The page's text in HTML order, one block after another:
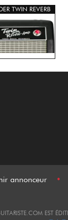
TWIN REVERB
annonceur •
EST